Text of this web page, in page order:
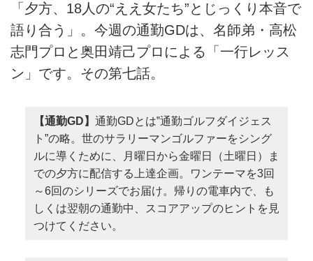
「夕方、18人の“ええ女たち”とじっくり本音で
語り合う」。今週の通勤GDは、名師弟・高松
志門プロと奥田靖己プロによる「一行レッス
ン」です。その第七話。
【通勤GD】 通勤GDとは‟通勤ゴルフダイジェス
ト”の略。世のサラリーマンゴルファーをシング
ルに導くために、月曜日から金曜日（土曜日）ま
での夕方に配信する上達企画。ワンテーマを3回
～6回のシリーズでお届け。帰りの電車内で、も
しくは翌朝の通勤中、スコアアップのヒントを見
つけてください。